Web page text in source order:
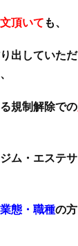
頂いて も、
出していた
規制解除での
ム・エステ
態・職種の